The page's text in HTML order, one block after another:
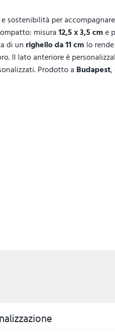
sostenibilità per
misura12,5 x 3,5 cme
di un righello da 11 cm lo
Il lato anteriore è
Prodotto a Budapest,